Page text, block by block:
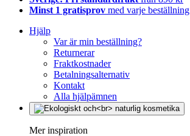
Minst 1 gratisprov med varje beställning
Hjälp
Var är min beställning?
Returnerar
Fraktkostnader
Betalningsalternativ
Kontakt
Alla hjälpämnen
Mer inspiration